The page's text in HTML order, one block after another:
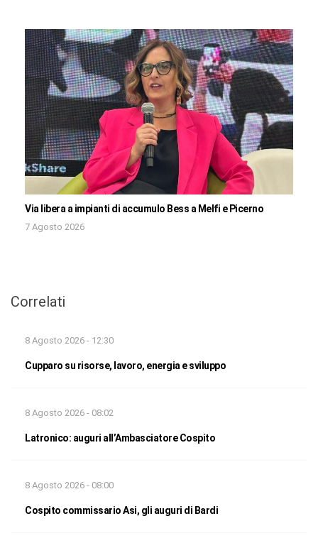
Via libera a impianti di accumulo Bess a Melfi e Picerno
7 Agosto 2026
Correlati
8 Agosto 2026 - 12:30
Cupparo su risorse, lavoro, energia e sviluppo
8 Agosto 2026 - 08:02
Latronico: auguri all’Ambasciatore Cospito
8 Agosto 2026 - 08:00
Cospito commissario Asi, gli auguri di Bardi